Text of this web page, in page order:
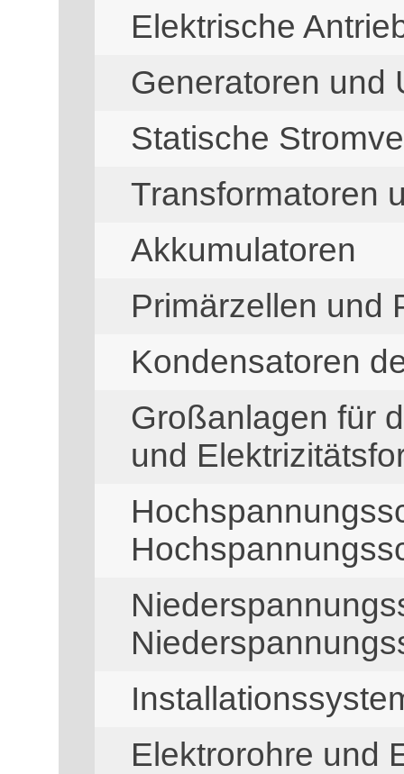
Elektrische
Generatoren und
Statische
Transformatoren
Akkumulatoren
Primärzellen und
Kondensatoren
Großanlagen für
und
Elektrorohre und